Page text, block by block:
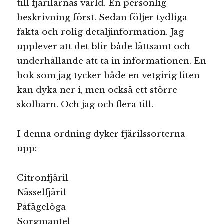
till fjärilarnas värld. En personlig
beskrivning först. Sedan följer tydliga
fakta och rolig detaljinformation. Jag
upplever att det blir både lättsamt och
underhållande att ta in informationen. En
bok som jag tycker både en vetgirig liten
kan dyka ner i, men också ett större
skolbarn. Och jag och flera till.
I denna ordning dyker fjärilssorterna
upp:
Citronfjäril
Nässelfjäril
Påfågelöga
Sorgmantel